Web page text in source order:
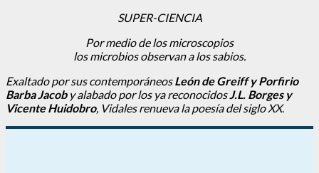
SUPER-CIENCIA
Por medio de los microscopios
los microbios observan a los sabios.
Exaltado por sus contemporáneosLeón de Greiff y Porfirio
Barba Jacobyalabadopor los ya reconocidos J.L. Borges y
Vicente Huidobro, Vidales renueva la poesía del siglo XX.